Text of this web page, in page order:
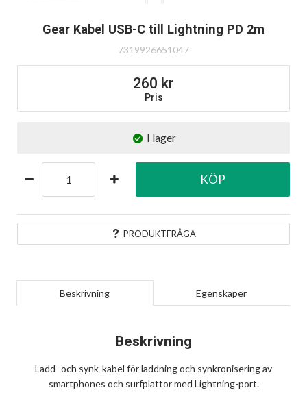
Gear Kabel USB-C till Lightning PD 2m
7319926651047
Pris
260
I lager
PRODUKTFRÅGA
KÖP
Beskrivning Egenskaper
Beskrivning
Ladd- och synk-kabel för laddning och synkronisering av
smartphones och surfplattor med Lightning-port.